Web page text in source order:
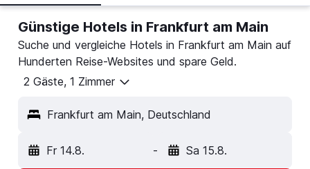
Günstige Hotels in Frankfurt am Main
Suche und vergleiche Hotels in Frankfurt am Main auf
Hunderten Reise-Websites und spare Geld.
2 Gäste, 1 Zimmer
Frankfurt am Main, Deutschland
Fr 14.8. - Sa 15.8.